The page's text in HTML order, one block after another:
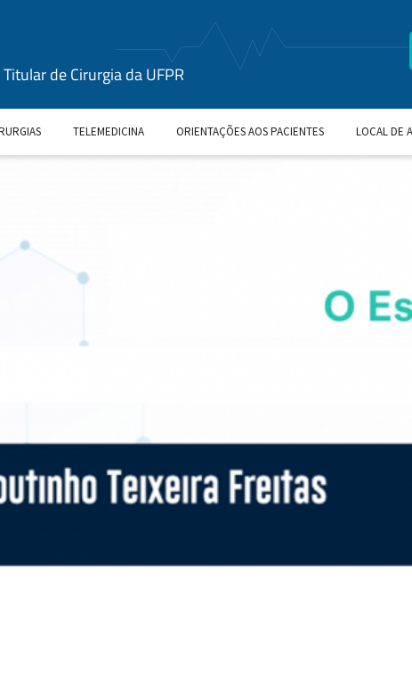
de Cirurgia da UFPR
TELEMEDICINA ORIENTAÇÕES AOS PACIENTES LOCAL DE